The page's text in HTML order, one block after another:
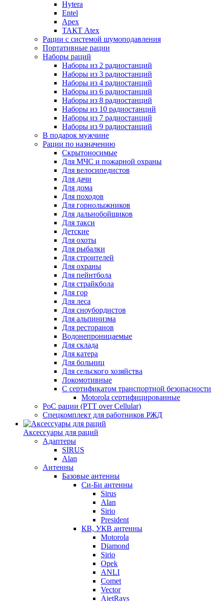
Hytera
Entel
Apex
ТАКТ Atex
Рации с системой шумоподавления
Портативные рации
Наборы раций
Наборы из 2 радиостанций
Наборы из 3 радиостанций
Наборы из 4 радиостанций
Наборы из 6 радиостанций
Наборы из 8 радиостанций
Наборы из 10 радиостанций
Наборы из 7 радиостанций
Наборы из 9 радиостанций
В подарок мужчине
Рации по назначению
Скрытоносимые
Для МЧС и пожарной охраны
Для велосипедистов
Для дачи
Для дома
Для походов
Для горнолыжников
Для дальнобойщиков
Для такси
Детские
Для охоты
Для рыбалки
Для строителей
Для охраны
Для пейнтбола
Для страйкбола
Для гор
Для леса
Для сноубордистов
Для альпинизма
Для ресторанов
Водонепроницаемые
Для склада
Для катера
Для больниц
Для сельского хозяйства
Локомотивные
С сертификатом транспортной безопасности
Motorola сертифицированные
PoC рации (PTT over Cellular)
Спецкомплект для работников РЖД
Аксессуары для раций
Адаптеры
SIRUS
Alan
Антенны
Базовые антенны
Си-Би антенны
Sirus
Alan
Sirio
President
КВ, УКВ антенны
Motorola
Diamond
Sirio
Opek
ANLI
Comet
Vector
AjetRays